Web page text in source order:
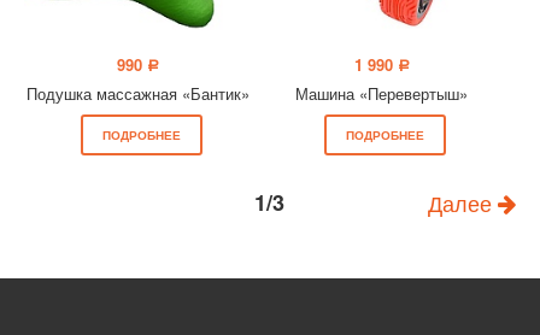
990 a
Подушка массажная «Бантик»
ПОДРОБНЕЕ
1 990 a
Машина «Перевертыш»
ПОДРОБНЕЕ
1/3 Далее